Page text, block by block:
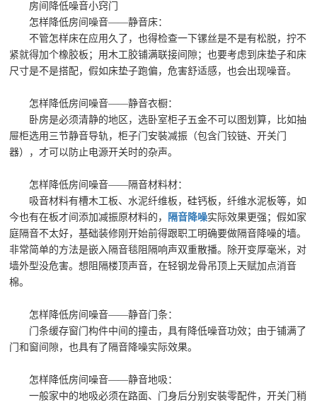
房间降低噪音小窍门
怎样降低房间噪音——静音床：
不管怎样床在应用久了，也得检查一下镙丝是不是有松脱，拧不
紧就得加个橡胶板；用木工胶铺满联接间隙；也要考虑到床垫子和床
尺寸是不是搭配，假如床垫子跑偏，危害舒适感，也会出现噪音。
怎样降低房间噪音——静音衣橱：
卧房是必须清静的地区，选卧室柜子五金不可以图划算，比如抽
屉柜选用三节静音导轨，柜子门安裝减振（包含门铰链、开关门
器），才可以防止电源开关时的杂声。
怎样降低房间噪音——隔音材料材：
吸音材料有槽木工板、水泥纤维板，硅钙板，纤维水泥板等，如
今也有在板才间添加减振原材料的，
隔音降噪实际效果更强；假如家
庭隔音不太好，基础装修刚开始前得跟职工明确要做隔音降噪的墙。
非常简单的方法是嵌入隔音毯阻隔响声双重散播。除开变厚毫米，对
墙外型没危害。想阻隔楼顶声音，在轻钢龙骨吊顶上天赋加点消音
棉。
怎样降低房间噪音——静音门条：
门条缓存窗门构件中间的撞击，具有降低噪音功效；由于铺满了
门和窗间隙，也具有了隔音降噪实际效果。
怎样降低房间噪音——静音地吸：
一般家中的地吸必须在路面、门身后分别安裝零配件，开关门稍